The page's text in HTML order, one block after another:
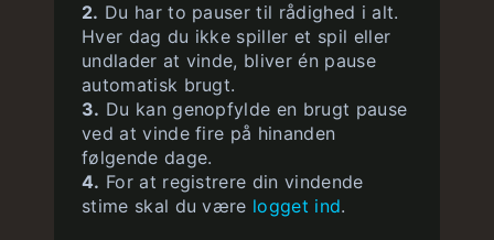
2. Du har to pauser til rådighed i alt.
Hver dag du ikke spiller et spil eller
undlader at vinde, bliver én pause
automatisk brugt.
3. Du kan genopfylde en brugt pause
ved at vinde fire på hinanden
følgende dage.
4. For at registrere din vindende
stime skal du være logget ind.